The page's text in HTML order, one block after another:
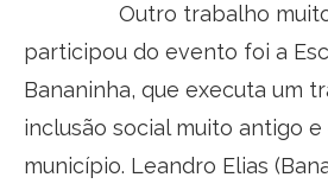
Outro trabalho muito
participou do evento foi a
Bananinha, que executa um
inclusão social muito antigo e
município. Leandro Elias